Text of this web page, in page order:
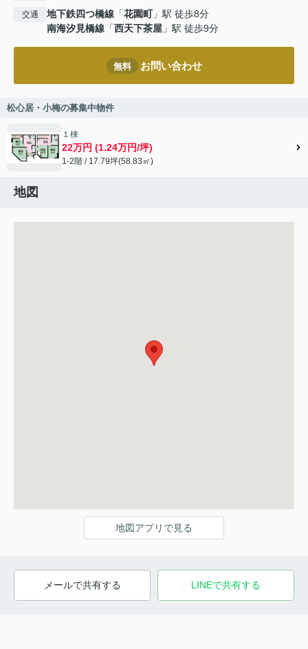
交通 地下鉄四つ橋線 「花園町」駅 徒歩8分
南海汐見橋線 「西天下茶屋 」駅 徒歩9分
無料 お問い合わせ
松心居・小梅の募集中物件
１棟
22万円 (1.24万円/坪)
1-2階 / 17.79坪(58.83㎡)
地図
地図アプリで見る
メールで共有する LINEで共有する